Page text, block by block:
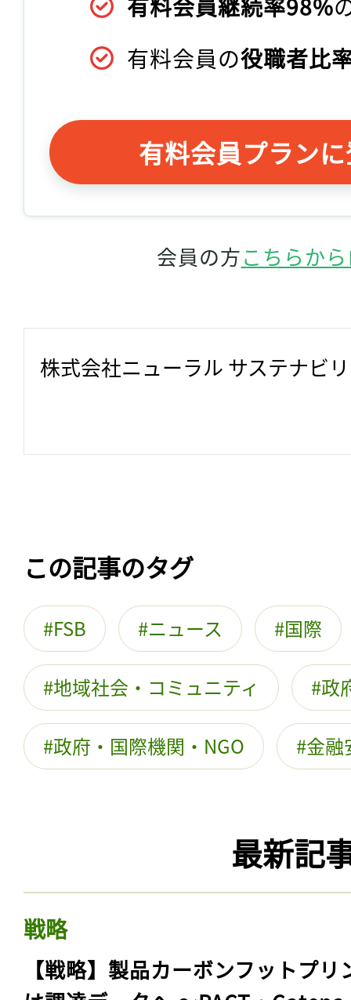
有料会員継続率98%
有料会員の役職者比
有料会員プラン
会員の方こちらか
株式会社ニューラル サステナビ
この記事のタグ
FSB ニュース 国際
地域社会・コミュニティ 政
政府・国際機関・NGO 金融
最新記
戦略
【戦略】製品カーボンフットプリ